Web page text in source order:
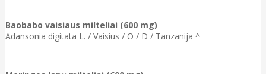
Baobabo vaisiaus milteliai (600 mg)
Adansonia digitata L. / Vaisius / O / D / Tanzanija ^